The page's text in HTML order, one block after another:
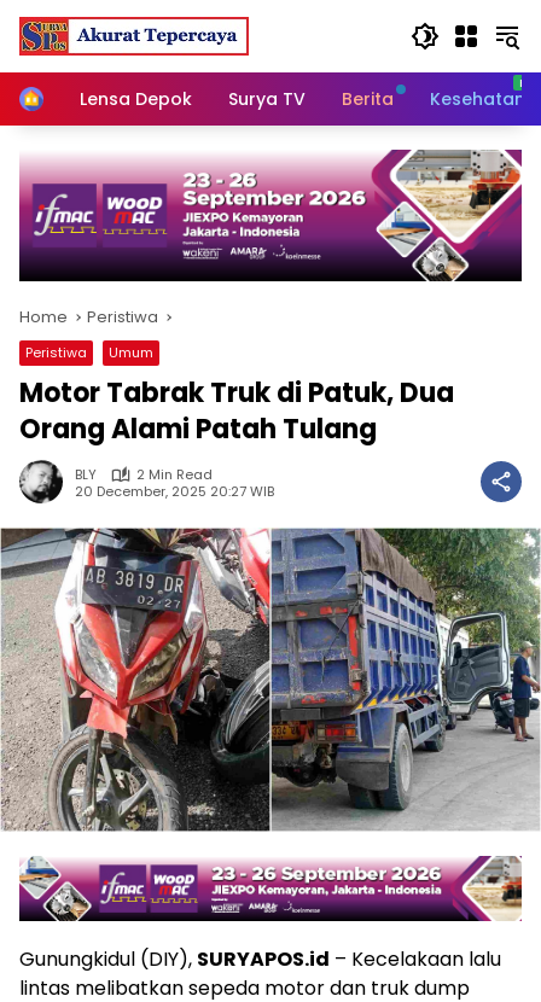
Skip
content
HomeLensa Depok Surya TV Berita Kesehatan
Home Peristiwa
Peristiwa Umum
Motor Tabrak Truk di Patuk, Dua
Orang Alami Patah Tulang
BLY
2 Min Read
20 December, 2025 20:27 WIB
Gunungkidul (DIY), SURYAPOS.id – Kecelakaan lalu
lintas melibatkan sepeda motor dan truk dump